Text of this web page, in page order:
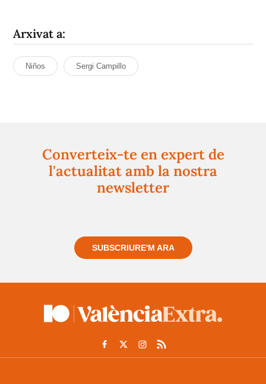
Arxivat a:
Niños Sergi Campillo
Converteix-te en expert de
l'actualitat amb la nostra
newsletter
SUBSCRIURE'M ARA